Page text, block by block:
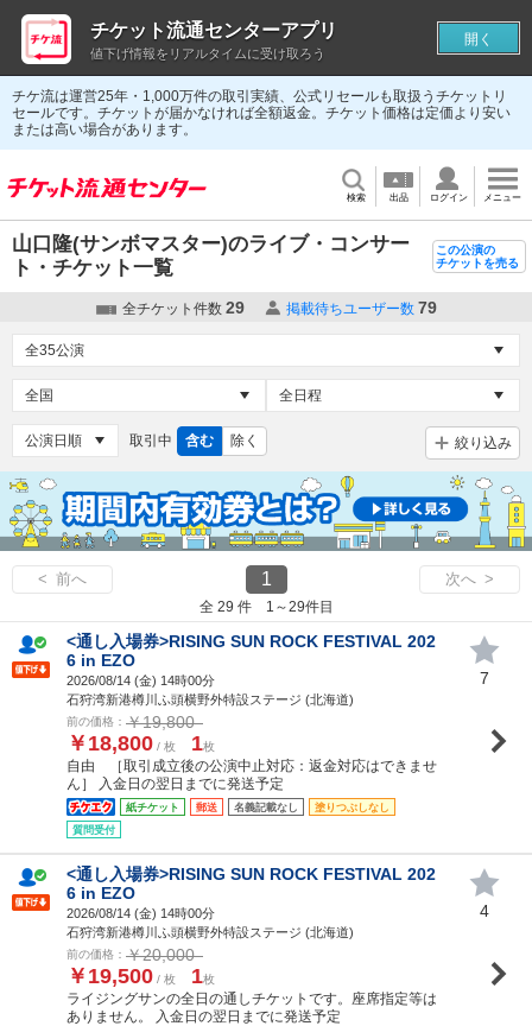
チケ流は運営25年・1,000万件の取引実績、公式リセールも取扱うチケットリ
セールです。チケットが届かなければ全額返金。チケット価格は定価より安い
または高い場合があります。
検索 出品 ログイン メニュー
山口隆(サンボマスター)のライブ・コンサー
ト・チケット一覧
この公演の
チケットを売る
全チケット件数 29 掲載待ちユーザー数 79
取引中 含む 除く 絞り込み
< 前へ 1 次へ >
全 29 件 1～29件目
<通し入場券>RISING SUN ROCK FESTIVAL 202
6 in EZO
2026/08/14 (金) 14時00分
石狩湾新港樽川ふ頭横野外特設ステージ (北海道)
前の価格： ￥19,800
￥18,800 / 枚 1枚
自由 ［取引成立後の公演中止対応：返金対応はできませ
ん］ 入金日の翌日までに発送予定
紙チケット 郵送 名義記載なし
塗りつぶしなし
質問受付
7
<通し入場券>RISING SUN ROCK FESTIVAL 202
6 in EZO
2026/08/14 (金) 14時00分
石狩湾新港樽川ふ頭横野外特設ステージ (北海道)
前の価格： ￥20,000
￥19,500 / 枚 1枚
ライジングサンの全日の通しチケットです。座席指定等は
ありません。 入金日の翌日までに発送予定
4
チケット流通センターアプリ
値下げ情報をリアルタイムに受け取ろう
開く